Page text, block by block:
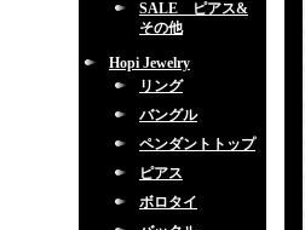
SALE ピアス&
その他
Hopi Jewelry
リング
バングル
ペンダントトップ
ピアス
ボロタイ